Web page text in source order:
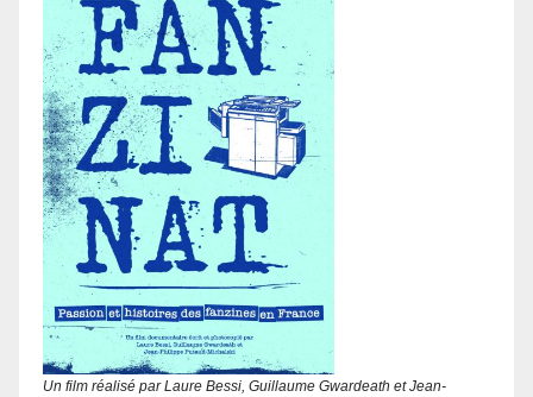
Un film réalisé par Laure Bessi, Guillaume Gwardeath et Jean-